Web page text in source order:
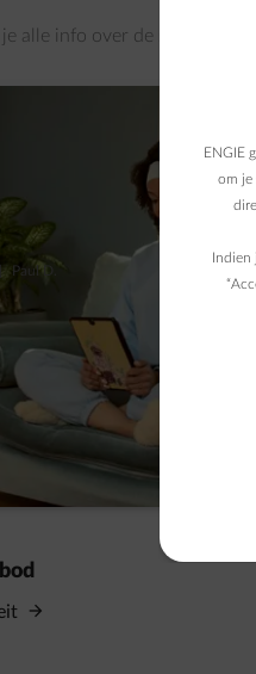
alle info over de slimme
| Paul D.
de “energieladder”
blijven hoog en
Maar hoe begin je
hulpmiddel om de
ENGIE
om je
Indien